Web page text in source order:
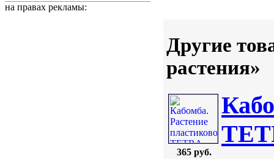
на правах рекламы:
Другие
растения»
365 руб.